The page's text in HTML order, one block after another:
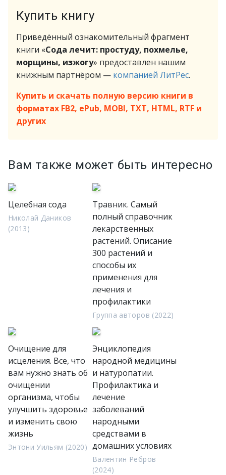
Купить книгу
Приведённый ознакомительный фрагмент
книги «Сода лечит: простуду, похмелье,
морщины, изжогу» предоставлен нашим
книжным партнёром — компанией ЛитРес.
Купить и скачать полную версию книги в
форматах FB2, ePub, MOBI, TXT, HTML, RTF и
других
Вам также может быть интересно
Целебная сода
Николай Даников
(2013)
Травник. Самый
полный справочник
лекарственных
растений. Описание
300 растений и
способы их
применения для
лечения и
профилактики
Группа авторов (2022)
Очищение для
исцеления. Все, что
вам нужно знать об
очищении
организма, чтобы
улучшить здоровье
и изменить свою
жизнь
Энтони Уильям (2020)
Энциклопедия
народной медицины
и натуропатии.
Профилактика и
лечение
заболеваний
народными
средствами в
домашних условиях
Валентин Ребров
(2024)